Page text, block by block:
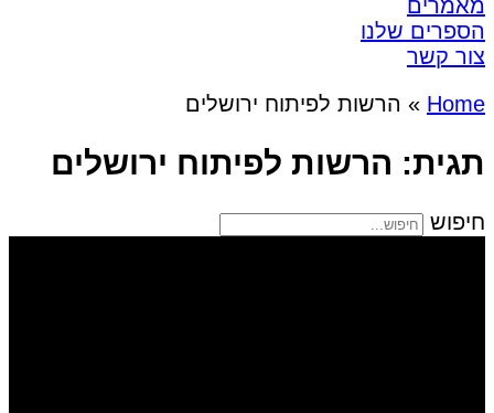
מאמרים
הספרים שלנו
צור קשר
Home
» הרשות לפיתוח ירושלים
תגית: הרשות לפיתוח ירושלים
חיפוש